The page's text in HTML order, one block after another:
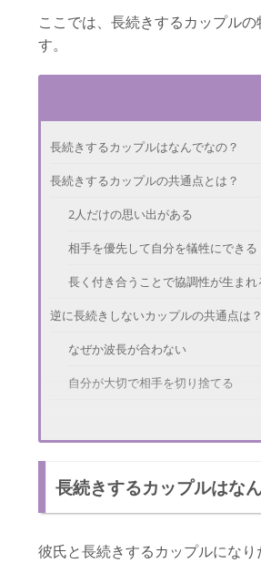
ここでは、長続きするカップル
す。
長続きするカップルはなんでなの？
長続きするカップルの共通点とは？
2人だけの思い出がある
相手を優先して自分を犠牲にできる
長く付き合うことで協調性が生まれ
逆に長続きしないカップルの共通点は？
なぜか波長が合わない
自分が大切で相手を切り捨てる
焦らずに無理しないこと
いつまでもラブラブでいたい！
長続きするカップルはな
彼氏と長続きするカップルになり